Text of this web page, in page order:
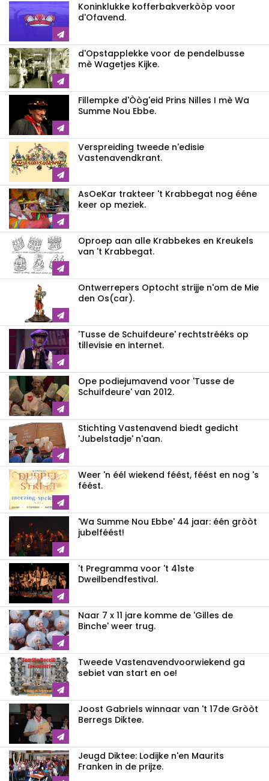
Koninklukke kofferbakverkòòp voor
d'Ofavend.
d'Opstapplekke voor de pendelbusse
mè Wagetjes Kijke.
Fillempke d'Òòg'eid Prins Nilles I mè Wa
Summe Nou Ebbe.
Verspreiding tweede n'edisie
Vastenavendkrant.
AsOeKar trakteer 't Krabbegat nog ééne
keer op meziek.
Oproep aan alle Krabbekes en Kreukels
van 't Krabbegat.
Ontwerrepers Optocht strijje n'om de Mie
den Os(car).
'Tusse de Schuifdeure' rechtstrééks op
tillevisie en internet.
Ope podiejumavend voor 'Tusse de
Schuifdeure' van 2012.
Stichting Vastenavend biedt gedicht
'Jubelstadje' n'aan.
Weer 'n éél wiekend féést, féést en nog 's
féést.
'Wa Summe Nou Ebbe' 44 jaar: één gròòt
jubelféést!
't Pregramma voor 't 41ste
Dweilbendfestival.
Naar 7 x 11 jare komme de 'Gilles de
Binche' weer trug.
Tweede Vastenavendvoorwiekend ga
sebiet van start en oe!
Joost Gabriels winnaar van 't 17de Gròòt
Berregs Diktee.
Jeugd Diktee: Lodijke n'en Maurits
Franken in de prijze.